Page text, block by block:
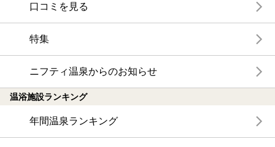
口コミを見る
特集
ニフティ温泉からのお知らせ
温浴施設ランキング
年間温泉ランキング